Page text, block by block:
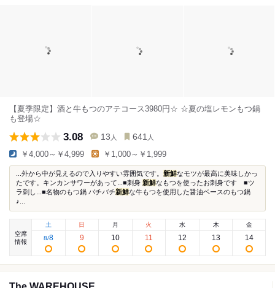
【夏季限定】酒と牛もつのアテコース3980円‎‎☆ ☆夏の塩レモンもつ鍋
も登場☆
3.08 13 人 641 人
￥4,000～￥4,999 ￥1,000～￥1,999
...外から中が見えるので入りやすい雰囲気です。 新鮮なモツが最高に美味しかっ
たです。キンカンサワーがあって...■刺身 新鮮なもつを使ったお刺身です ■ツ
ラ刺し...■名物のもつ鍋 バチバチ新鮮な牛もつを使用した醤油ベースのもつ鍋
♪...
空席
情報
土
8/8
日
9
月
10
火
11
水
12
木
13
金
14